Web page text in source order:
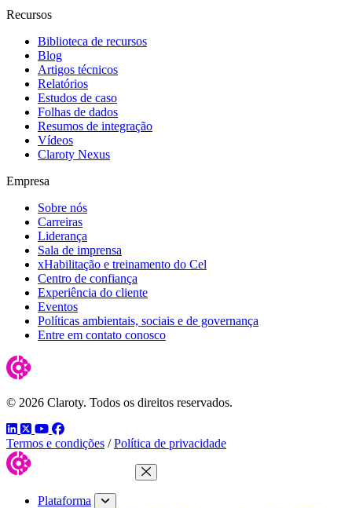
Recursos
Biblioteca de recursos
Blog
Artigos técnicos
Relatórios
Estudos de caso
Folhas de dados
Resumos de integração
Vídeos
Claroty Nexus
Empresa
Sobre nós
Carreiras
Liderança
Sala de imprensa
xHabilitação e treinamento do Cel
Centro de confiança
Experiência do cliente
Eventos
Políticas ambientais, sociais e de governança
Entre em contato conosco
© 2026 Claroty. Todos os direitos reservados.
LinkedIn
TwitterYouTube
Facebook
Termos e condições / Política de privacidade
Fechar menu
Plataforma